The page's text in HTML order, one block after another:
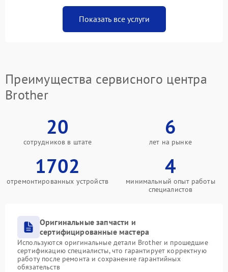
Показать все услуги
Преимущества сервисного центра
Brother
20
сотрудников в штате
6
лет на рынке
1702
отремонтированных устройств
4
минимальный опыт работы
специалистов
Оригинальные запчасти и
сертифицированные мастера
Используются оригинальные детали Brother и прошедшие
сертификацию специалисты, что гарантирует корректную
работу после ремонта и сохранение гарантийных
обязательств